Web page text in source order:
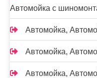
Автомойка с
Автомойка,
Автомойка,
Автомойка,